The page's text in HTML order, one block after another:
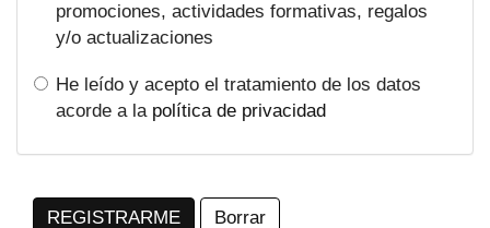
promociones, actividades formativas, regalos
y/o actualizaciones
He leído y acepto el tratamiento de los datos
acorde a la política de privacidad
REGISTRARME Borrar